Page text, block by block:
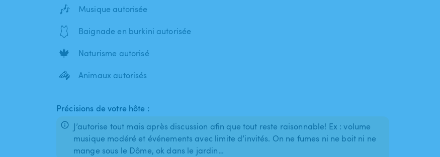
🎶 Musique autorisée
🩱 Baignade en burkini autorisée
🍁 Naturisme autorisé
🦓 Animaux autorisés
Précisions de votre hôte :
J’autorise tout mais après discussion afin que tout reste raisonnable! Ex : volume
musique modéré et événements avec limite d’invités. On ne fumes ni ne boit ni ne
mange sous le Dôme, ok dans le jardin…